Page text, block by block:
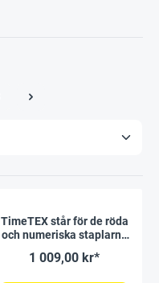
TimeTEX står för de röda
och numeriska staplarna
1 009,00 kr*